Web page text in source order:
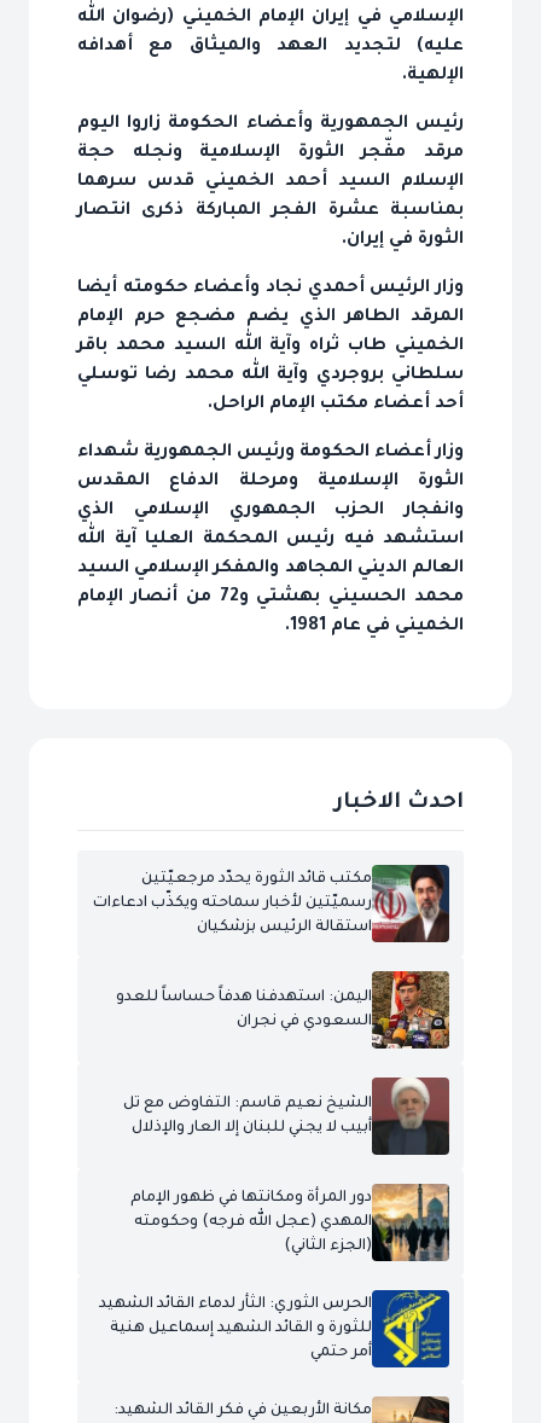
الإسلامي في إيران الإمام الخميني (رضوان الله
عليه) لتجديد العهد والميثاق مع أهدافه
الإلهية.
رئيس الجمهورية وأعضاء الحكومة زاروا اليوم
مرقد مفّجر الثورة الإسلامية ونجله حجة
الإسلام السيد أحمد الخميني قدس سرهما
بمناسبة عشرة الفجر المباركة ذكرى انتصار
الثورة في إيران.
وزار الرئيس أحمدي نجاد وأعضاء حكومته أيضا
المرقد الطاهر الذي يضم مضجع حرم الإمام
الخميني طاب ثراه وآية الله السيد محمد باقر
سلطاني بروجردي وآية الله محمد رضا توسلي
أحد أعضاء مكتب الإمام الراحل.
وزار أعضاء الحكومة ورئيس الجمهورية شهداء
الثورة الإسلامية ومرحلة الدفاع المقدس
وانفجار الحزب الجمهوري الإسلامي الذي
استشهد فيه رئيس المحكمة العليا آية الله
العالم الديني المجاهد والمفكر الإسلامي السيد
محمد الحسيني بهشتي و72 من أنصار الإمام
الخميني في عام 1981.
احدث الاخبار
مكتب قائد الثورة يحدّد مرجعيّتين
رسميّتين لأخبار سماحته ويكذّب ادعاءات
استقالة الرئيس بزشكيان
اليمن: استهدفنا هدفاً حساساً للعدو
السعودي في نجران
الشيخ نعيم قاسم: التفاوض مع تل
أبيب لا يجني للبنان إلا العار والإذلال
دور المرأة ومكانتها في ظهور الإمام
المهدي (عجل الله فرجه) وحكومته
(الجزء الثاني)
الحرس الثوري: الثأر لدماء القائد الشهيد
للثورة و القائد الشهيد إسماعيل هنية
أمر حتمي
مكانة الأربعين في فكر القائد الشهيد: